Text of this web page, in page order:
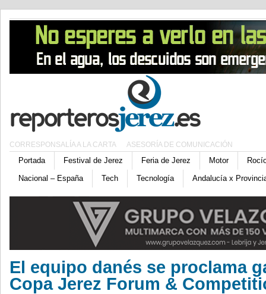
CORRESPONSALÍA A LA CARTA ASESORÍA DE COMUNICACIÓN
Portada Festival de Jerez Feria de Jerez Motor
Nacional – España
Tech Tecnología Andalucía x
El equipo danés se proclama
Copa Jerez Forum &